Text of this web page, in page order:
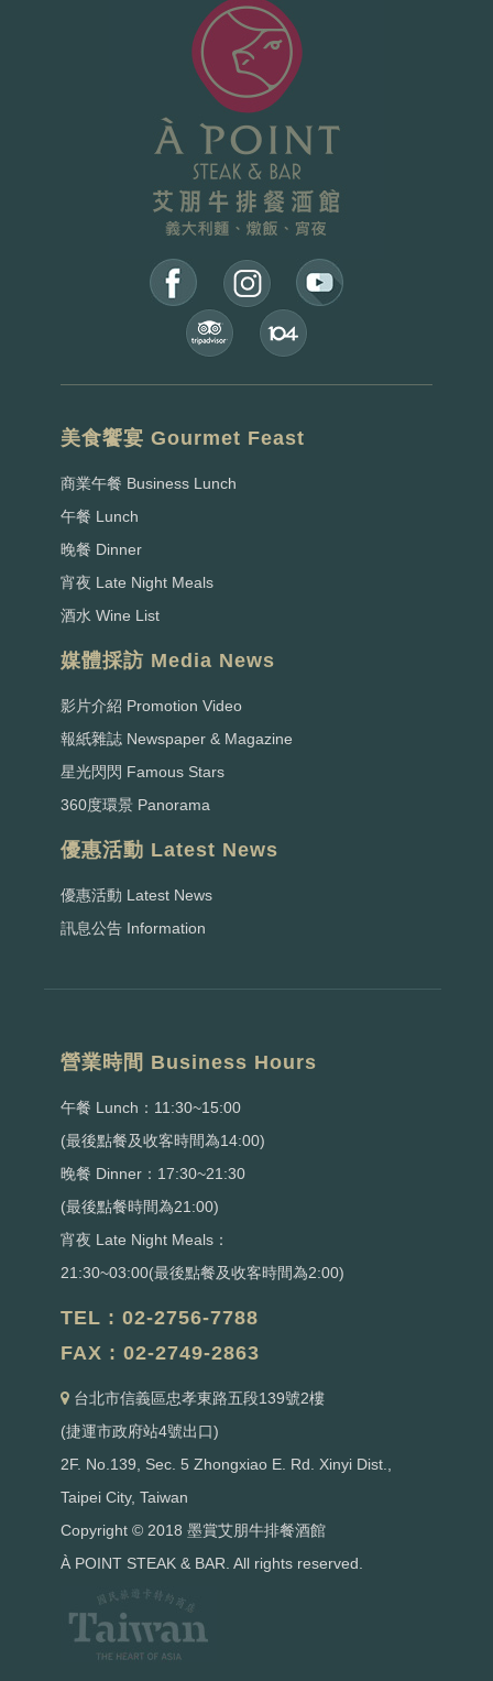
美食饗宴 Gourmet Feast
商業午餐 Business Lunch
午餐 Lunch
晚餐 Dinner
宵夜 Late Night Meals
酒水 Wine List
媒體採訪 Media News
影片介紹 Promotion Video
報紙雜誌 Newspaper & Magazine
星光閃閃 Famous Stars
360度環景 Panorama
優惠活動 Latest News
優惠活動 Latest News
訊息公告 Information
營業時間 Business Hours
午餐 Lunch：11:30~15:00
(最後點餐及收客時間為14:00)
晚餐 Dinner：17:30~21:30
(最後點餐時間為21:00)
宵夜 Late Night Meals：
21:30~03:00(最後點餐及收客時間為2:00)
TEL : 02-2756-7788
FAX : 02-2749-2863
台北市信義區忠孝東路五段139號2樓
(捷運市政府站4號出口)
2F. No.139, Sec. 5 Zhongxiao E. Rd. Xinyi Dist.,
Taipei City, Taiwan
Copyright © 2018 墨賞艾朋牛排餐酒館
À POINT STEAK & BAR. All rights reserved.